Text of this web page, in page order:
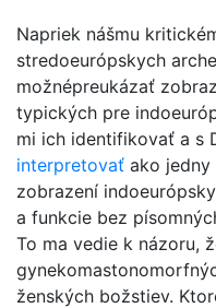
Napriek nášmu
stredoeurópskych
možnépreukázať
typických pre
mi ich identifikovať a s
interpretovať ako jedny
zobrazení
a funkcie bez
To ma vedie k názoru,
ženských božstiev.